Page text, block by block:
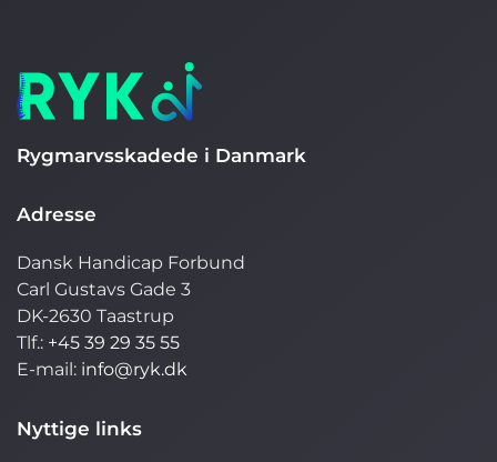
Rygmarvsskadede i Danmark
Adresse
Dansk Handicap Forbund
Carl Gustavs Gade 3
DK-2630 Taastrup
Tlf.: +45 39 29 35 55
E-mail: info@ryk.dk
Nyttige links